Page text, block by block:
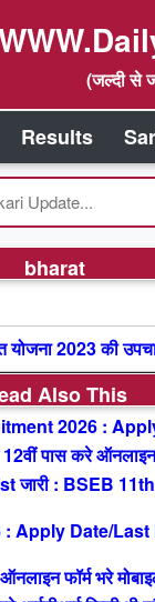
(जल्दी से
Results
bharat
2023 की
Also This
2026 :
पास करे
जारी : BSEB
Apply Date/
फॉर्म भरे